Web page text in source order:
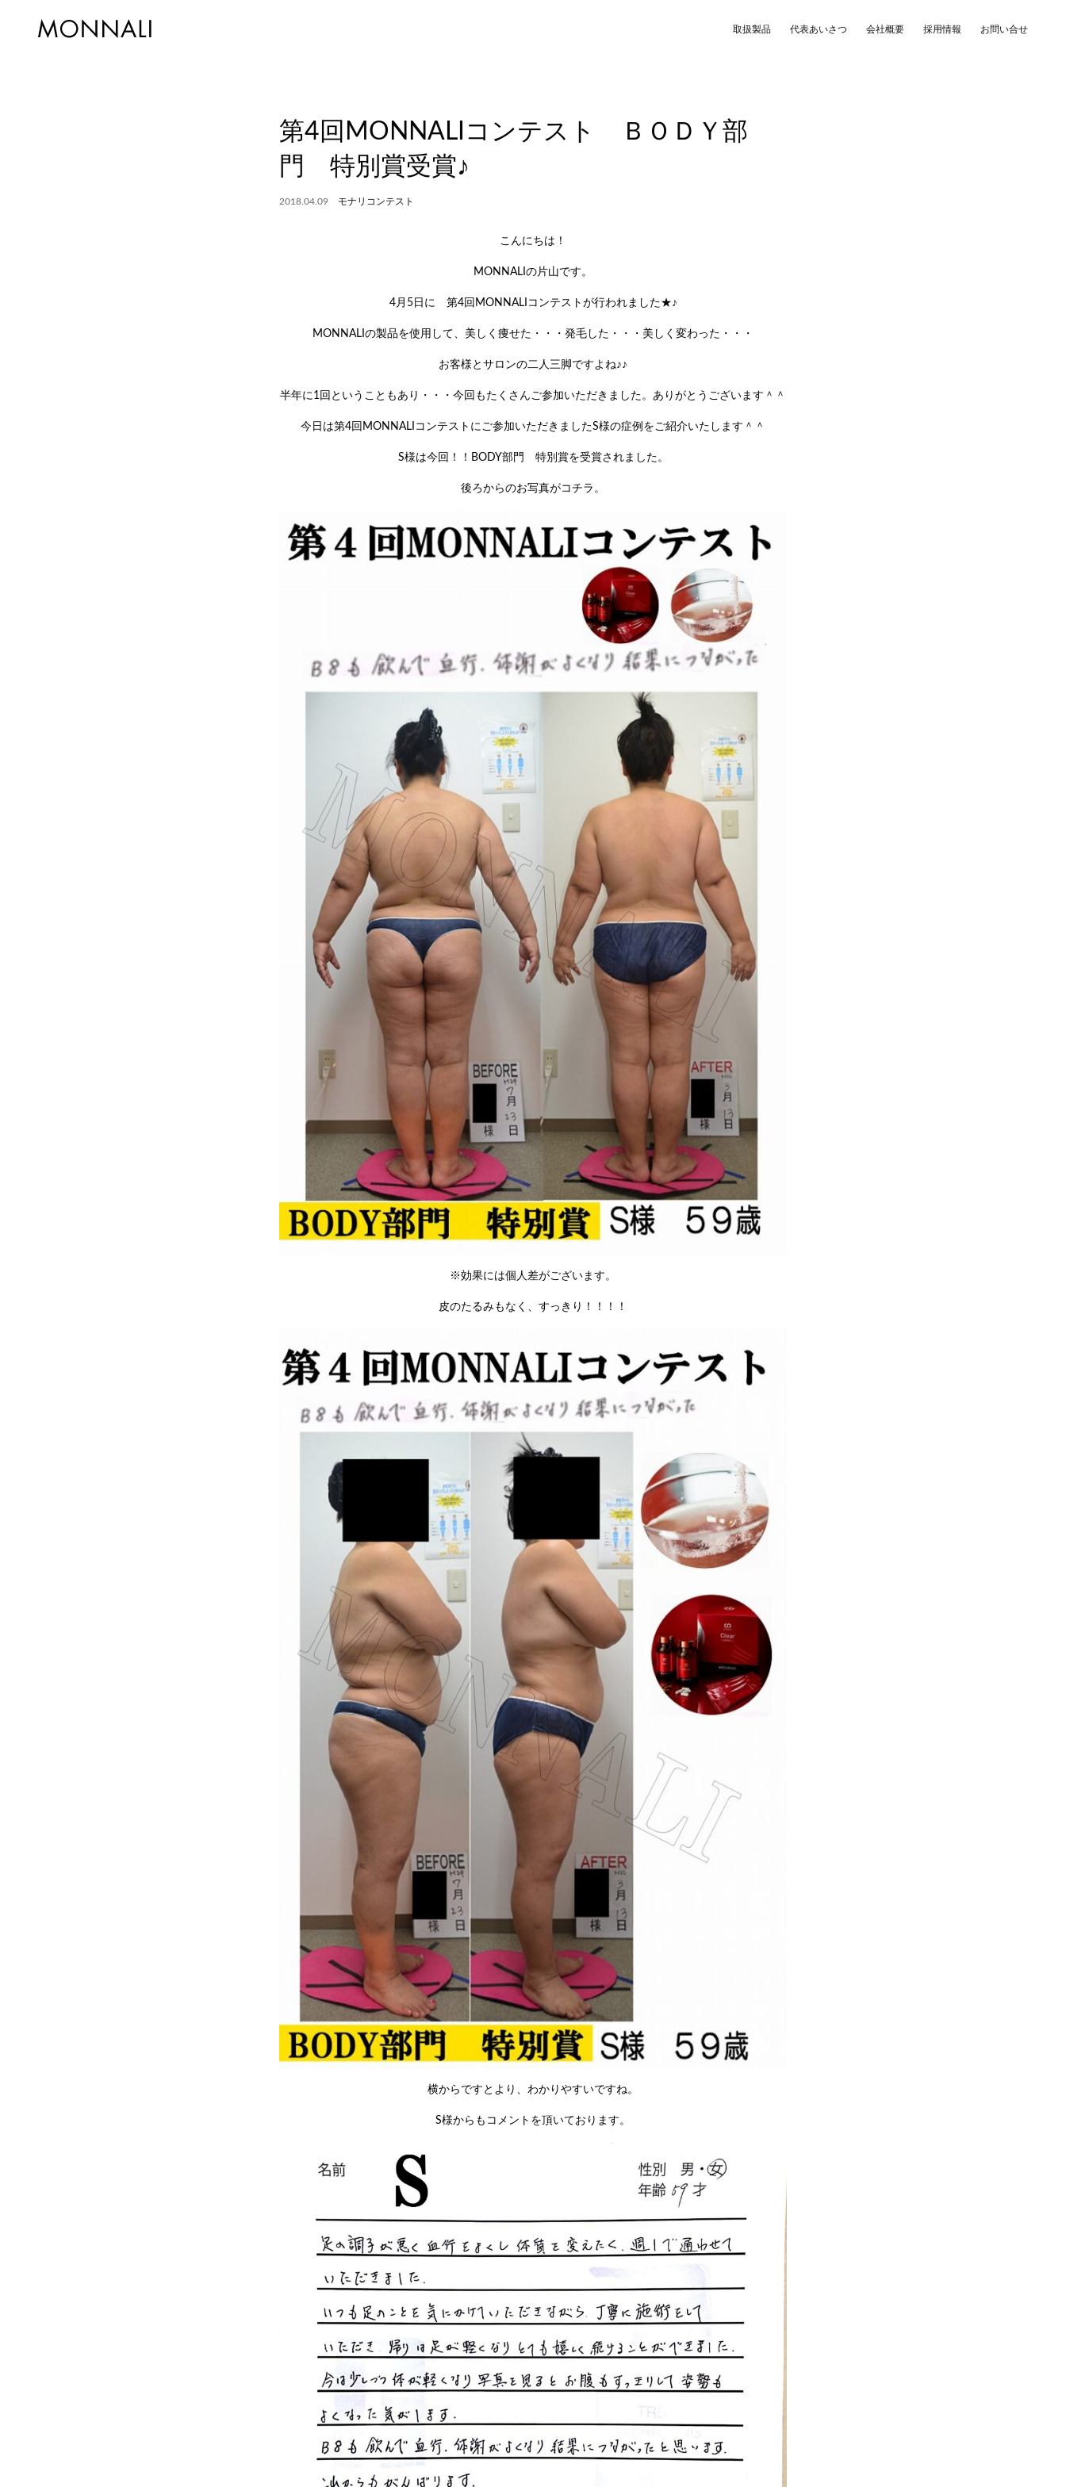
取扱製品 代表あいさつ 会社概要 採用情報 お問い合せ
第4回MONNALIコンテスト ＢＯＤＹ部
門 特別賞受賞♪
2018.04.09 モナリコンテスト
こんにちは！
MONNALIの片山です。
4月5日に 第4回MONNALIコンテストが行われました★♪
MONNALIの製品を使用して、美しく痩せた・・・発毛した・・・美しく変わった・・・
お客様とサロンの二人三脚ですよね♪♪
半年に1回ということもあり・・・今回もたくさんご参加いただきました。ありがとうございます＾＾
今日は第4回MONNALIコンテストにご参加いただきましたS様の症例をご紹介いたします＾＾
S様は今回！！BODY部門 特別賞を受賞されました。
後ろからのお写真がコチラ。
※効果には個人差がございます。
皮のたるみもなく、すっきり！！！！
横からですとより、わかりやすいですね。
S様からもコメントを頂いております。